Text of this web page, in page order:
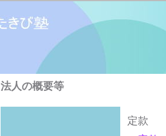
法人の概要等
定款